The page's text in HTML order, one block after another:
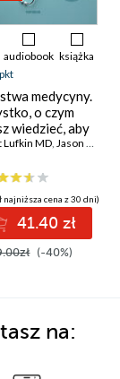
audiobook książka
medycyny.
o czym
wiedzieć, aby
o zdrowie i
Lufkin MD,Jason Fung
najniższa cena z 30 dni)
41.40 zł
(-40%)
na: